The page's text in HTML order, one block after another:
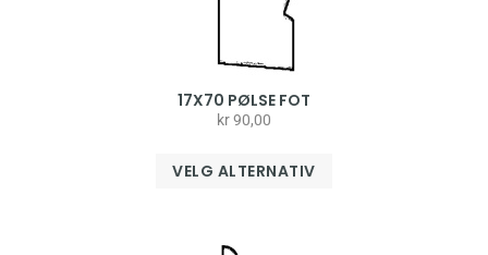
17X70 PØLSE FOT
kr90,00
VELG ALTERNATIV